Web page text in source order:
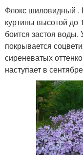
Флокс шиловидный .
куртины высотой до
боится застоя
покрывается
сиреневатых
наступает в